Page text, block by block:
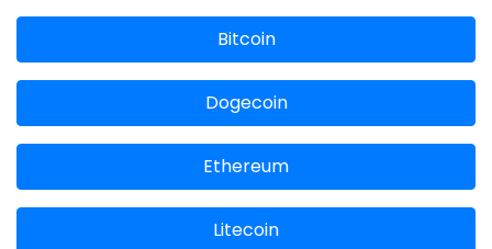
Bitcoin
Dogecoin
Ethereum
Litecoin